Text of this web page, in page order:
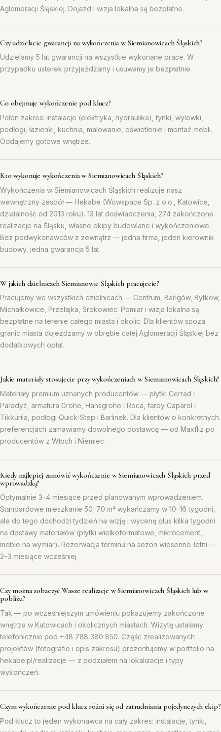
Aglomeracji Śląskiej. Dojazd i wizja lokalna są bezpłatne.
Czy udzielacie gwarancji na wykończenia w Siemianowicach Śląskich?
Udzielamy 5 lat gwarancji na wszystkie wykonane prace. W
przypadku usterek przyjeżdżamy i usuwamy je bezpłatnie.
Co obejmuje wykończenie pod klucz?
Pełen zakres: instalacje (elektryka, hydraulika), tynki, wylewki,
podłogi, łazienki, kuchnia, malowanie, oświetlenie i montaż mebli.
Oddajemy gotowe wnętrze.
Kto wykonuje wykończenia w Siemianowicach Śląskich?
Wykończenia w Siemianowicach Śląskich realizuje nasz
wewnętrzny zespół — Hekabe (Wowspace Sp. z o.o., Katowice,
działalność od 2013 roku). 13 lat doświadczenia, 274 zakończone
realizacje na Śląsku, własne ekipy budowlane i wykończeniowe.
Bez podwykonawców z zewnątrz — jedna firma, jeden kierownik
budowy, jedna gwarancja 5 lat.
W jakich dzielnicach Siemianowic Śląskich pracujecie?
Pracujemy we wszystkich dzielnicach — Centrum, Bańgów, Bytków,
Michałkowice, Przełajka, Srokowiec. Pomiar i wizja lokalna są
bezpłatne na terenie całego miasta i okolic. Dla klientów spoza
granic miasta dojeżdżamy w obrębie całej Aglomeracji Śląskiej bez
dodatkowych opłat.
Jakie materiały stosujecie przy wykończeniach w Siemianowicach Śląskich?
Materiały premium uznanych producentów — płytki Cerrad i
Paradyż, armatura Grohe, Hansgrohe i Roca, farby Caparol i
Tikkurila, podłogi Quick-Step i Barlinek. Dla klientów o konkretnych
preferencjach zamawiamy dowolnego dostawcę — od Maxfliz po
producentów z Włoch i Niemiec.
Kiedy najlepiej zamówić wykończenie w Siemianowicach Śląskich przed
wprowadzką?
Optymalnie 3–4 miesiące przed planowanym wprowadzeniem.
Standardowe mieszkanie 50–70 m² wykańczamy w 10–16 tygodni,
ale do tego dochodzi tydzień na wizję i wycenę plus kilka tygodni
na dostawy materiałów (płytki wielkoformatowe, mikrocement,
meble na wymiar). Rezerwacja terminu na sezon wiosenno-letni —
2–3 miesiące wcześniej.
Czy można zobaczyć Wasze realizacje w Siemianowicach Śląskich lub w
pobliżu?
Tak — po wcześniejszym umówieniu pokazujemy zakończone
wnętrza w Katowicach i okolicznych miastach. Wizytę ustalamy
telefonicznie pod +48 788 380 850. Część zrealizowanych
projektów (fotografie i opis zakresu) prezentujemy w portfolio na
hekabe.pl/realizacje — z podziałem na lokalizacje i typy
wykończeń.
Czym wykończenie pod klucz różni się od zatrudniania pojedynczych ekip?
Pod klucz to jeden wykonawca na cały zakres: instalacje, tynki,